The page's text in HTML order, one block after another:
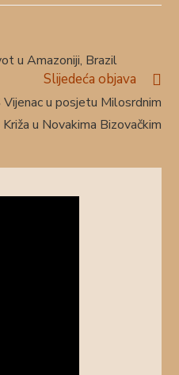
u Amazoniji, Brazil
Slijedeća objava
u posjetu Milosrdnim
u Novakima Bizovačkim